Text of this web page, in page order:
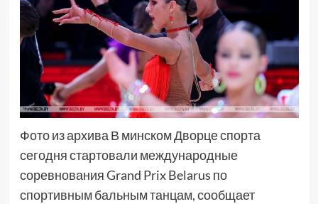
Фото из архива В минском Дворце спорта
сегодня стартовали международные
соревнования Grand Prix Belarus по
спортивным бальным танцам, сообщает